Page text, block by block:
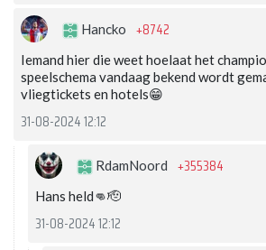
Hancko +8742
Iemand hier die weet hoelaat het
speelschema vandaag bekend wordt
vliegtickets en hotels😁
31-08-2024 12:12
RdamNoord +355384
Hans held👊🫡
31-08-2024 12:12